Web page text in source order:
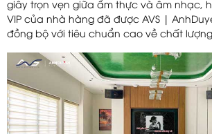
giây trọn vẹn giữa ẩm thực và âm nhạc,
VIP của nhà hàng đã được AVS |
đồng bộ với tiêu chuẩn cao về chất